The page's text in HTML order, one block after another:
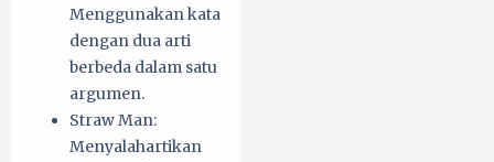
Menggunakan kata
dengan dua arti
berbeda dalam satu
argumen.
Straw Man:
Menyalahartikan